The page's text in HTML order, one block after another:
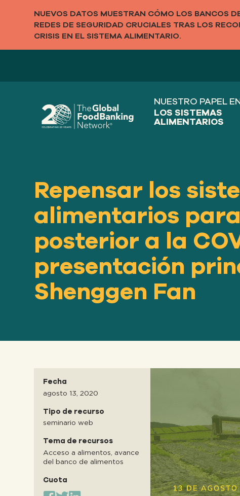
NUEVOS DATOS MUESTRAN CÓMO LOS BANCOS
REDES DE SEGURIDAD CRUCIALES TRAS LOS
CRISIS EN EL SISTEMA ALIMENTARIO.
NUESTRO PAPEL
LOS SISTEMAS
ALIMENTARIOS
Repensar los
alimentarios
posterior a la
presentación
Shenggen Fan
Fecha
agosto 13, 2020
Tipo de recurso
seminario web
Tema de recursos
Acceso a alimentos, avance
del banco de alimentos
Cuota